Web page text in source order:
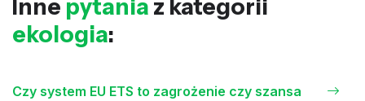
Inne pytania z kategorii
ekologia:
Czy system EU ETS to zagrożenie czy szansa